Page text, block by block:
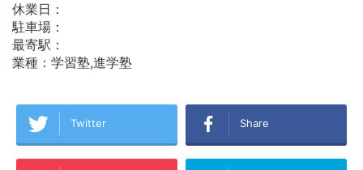
休業日：
駐車場：
最寄駅：
業種：学習塾,進学塾
Twitter Share